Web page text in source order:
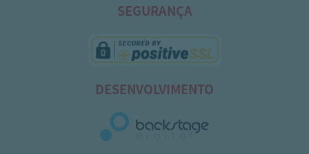
SEGURANÇA
DESENVOLVIMENTO